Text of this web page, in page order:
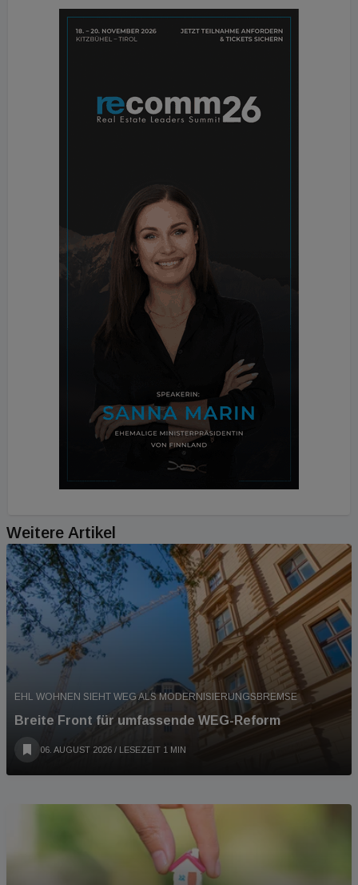
Weitere Artikel
EHL WOHNEN SIEHT WEG ALS MODERNISIERUNGSBREMSE
Breite Front für umfassende WEG-Reform
06. AUGUST 2026 / LESEZEIT 1 MIN